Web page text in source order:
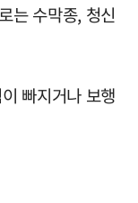
는 수막종, 청신
빠지거나 보행